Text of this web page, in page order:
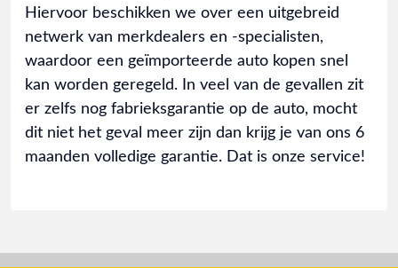
Hiervoor beschikken we over een uitgebreid
netwerk van merkdealers en -specialisten,
waardoor een geïmporteerde auto kopen snel
kan worden geregeld. In veel van de gevallen zit
er zelfs nog fabrieksgarantie op de auto, mocht
dit niet het geval meer zijn dan krijg je van ons 6
maanden volledige garantie. Dat is onze service!